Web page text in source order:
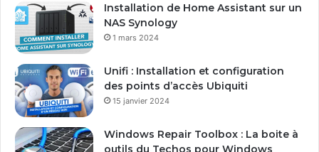
s
e
m
a
Installation de Home Assistant sur un
NAS Synology
1 mars 2024
Unifi : Installation et configuration
des points d’accès Ubiquiti
15 janvier 2024
Windows Repair Toolbox : La boite à
outils du Techos pour Windows